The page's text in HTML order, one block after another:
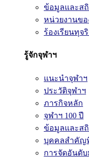
ข้อมูลและส
หน่วยงานขอ
ร้องเรียนทุ
รู้จักจุฬาฯ
แนะนำจุฬาฯ
ประวัติจุฬาฯ
ภารกิจหลัก
จุฬาฯ 100 ปี
ข้อมูลและส
บุคคลสำคัญ
การจัดอันดั